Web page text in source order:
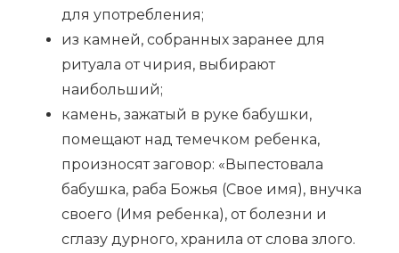
для употребления;
из камней, собранных заранее для
ритуала от чирия, выбирают
наибольший;
камень, зажатый в руке бабушки,
помещают над темечком ребенка,
произносят заговор: «Выпестовала
бабушка, раба Божья (Свое имя), внучка
своего (Имя ребенка), от болезни и
сглазу дурного, хранила от слова злого.